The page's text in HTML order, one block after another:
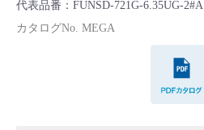
製品動画一覧
代表品番：FUNSD-721G-6.35UG-2#A
カタログNo. MEGA